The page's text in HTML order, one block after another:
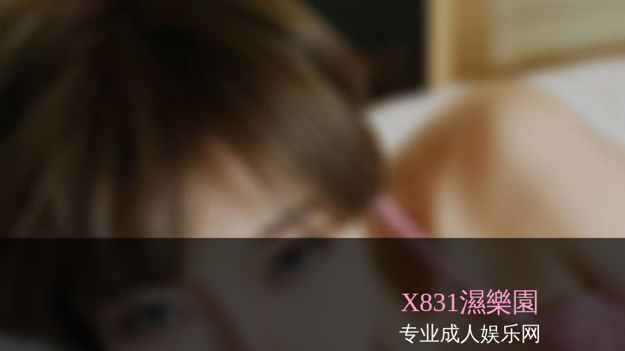
X831濕樂園
专业成人娱乐网